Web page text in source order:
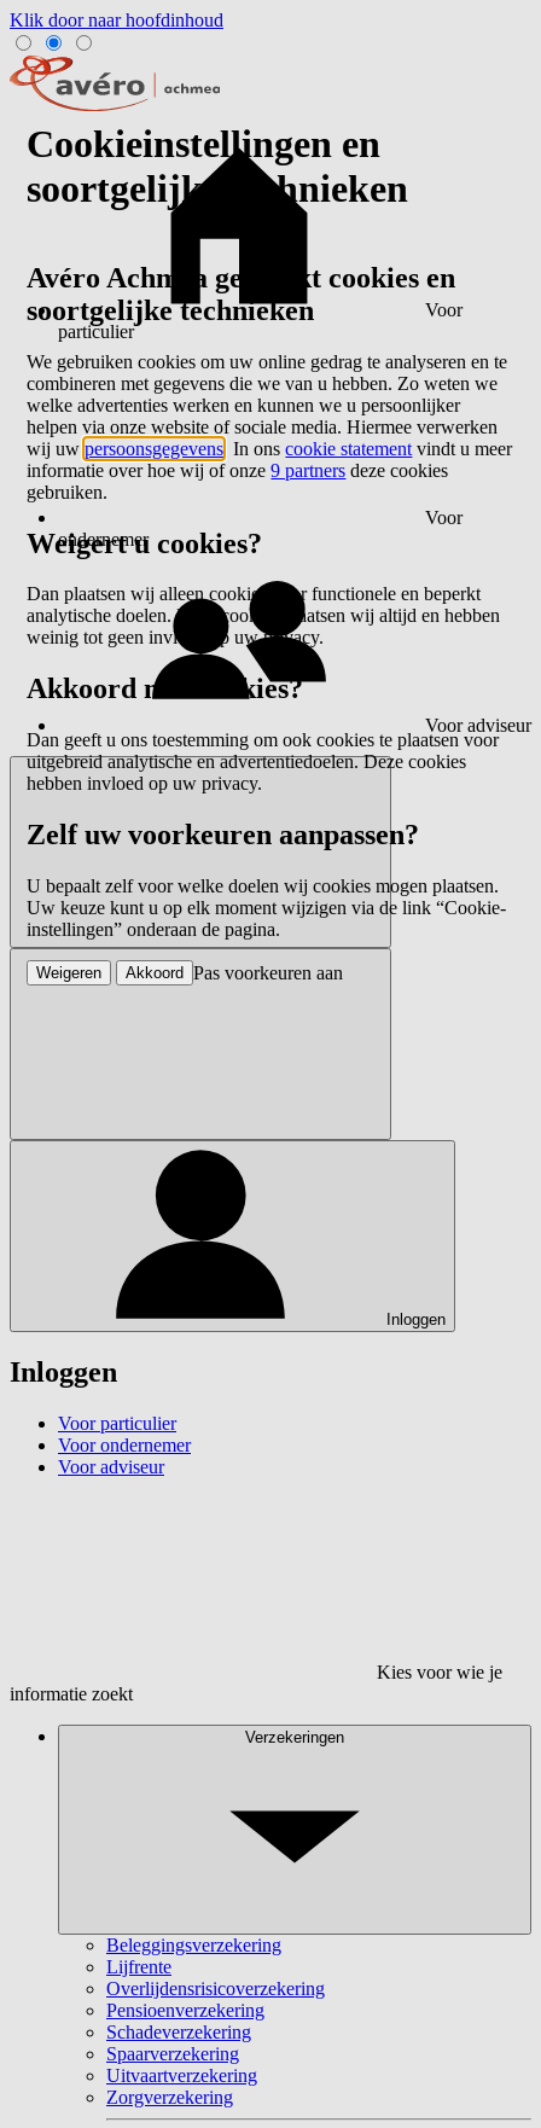
Klik door naar hoofdinhoud
Voor
particulier
Voor
ondernemer
Voor adviseur
Inloggen
Inloggen
Voor particulier
Voor ondernemer
Voor adviseur
Kies voor wie je
informatie zoekt
Verzekeringen
Beleggingsverzekering
Lijfrente
Overlijdensrisicoverzekering
Pensioenverzekering
Schadeverzekering
Spaarverzekering
Uitvaartverzekering
Zorgverzekering
Cookieinstellingen en
soortgelijke technieken
Avéro Achmea gebruikt cookies en
soortgelijke technieken
We gebruiken cookies om uw online gedrag te analyseren en te
combineren met gegevens die we van u hebben. Zo weten we
welke advertenties werken en kunnen we u persoonlijker
helpen via onze website of sociale media. Hiermee verwerken
wij uwpersoonsgegevens . In onscookie statement vindt u meer
informatie over hoe wij of onze9 partners deze cookies
gebruiken.
Weigert u cookies?
Dan plaatsen wij alleen cookies voor functionele en beperkt
analytische doelen. Deze cookies plaatsen wij altijd en hebben
weinig tot geen invloed op uw privacy.
Akkoord met cookies?
Dan geeft u ons toestemming om ook cookies te plaatsen voor
uitgebreid analytische en advertentiedoelen. Deze cookies
hebben invloed op uw privacy.
Zelf uw voorkeuren aanpassen?
U bepaalt zelf voor welke doelen wij cookies mogen plaatsen.
Uw keuze kunt u op elk moment wijzigen via de link “Cookie-
instellingen” onderaan de pagina.
Pas voorkeuren aan
Weigeren Akkoord